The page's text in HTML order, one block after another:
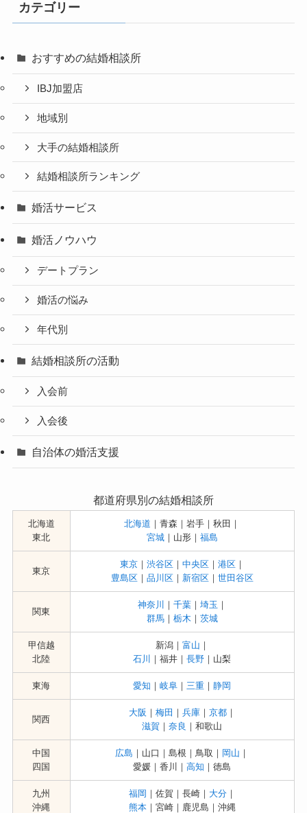
カテゴリー
おすすめの結婚相談所
IBJ加盟店
地域別
大手の結婚相談所
結婚相談所ランキング
婚活サービス
婚活ノウハウ
デートプラン
婚活の悩み
年代別
結婚相談所の活動
入会前
入会後
自治体の婚活支援
都道府県別の結婚相談所
北海道
東北
北海道 ｜青森｜岩手｜秋田｜
宮城｜山形｜ 福島
東京
東京｜ 渋谷区｜ 中央区｜ 港区｜
豊島区｜ 品川区｜ 新宿区｜ 世田谷区
関東
神奈川 ｜ 千葉｜ 埼玉 ｜
群馬｜ 栃木 ｜ 茨城
甲信越
北陸
新潟｜ 富山 ｜
石川
｜福井｜長野 ｜山梨
東海 愛知 ｜岐阜 ｜ 三重 ｜静岡
関西
大阪 ｜ 梅田 ｜ 兵庫｜ 京都｜
滋賀 ｜奈良 ｜和歌山
中国
四国
広島 ｜山口｜島根｜鳥取｜ 岡山 ｜
愛媛｜香川｜高知 ｜徳島
九州
沖縄
福岡 ｜佐賀｜長崎｜ 大分｜
熊本｜宮崎｜鹿児島｜沖縄